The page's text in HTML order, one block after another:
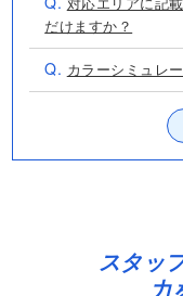
だけますか？
Q. カラーシミュレ
スタッ
力